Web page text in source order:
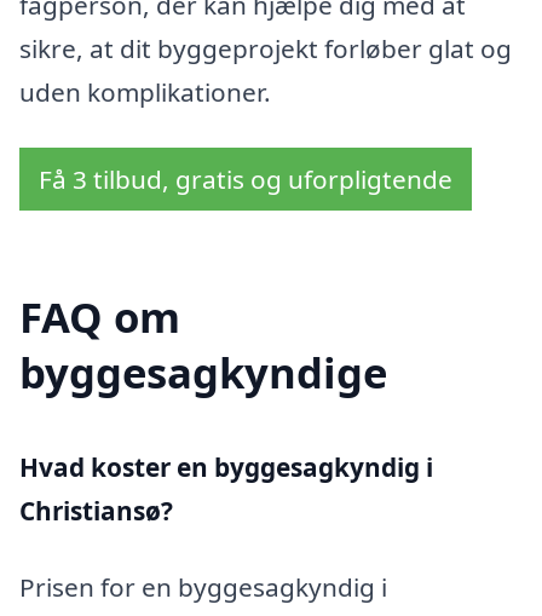
sikre, at dit byggeprojekt forløber glat og
uden komplikationer.
Få 3 tilbud, gratis og uforpligtende
FAQ om
byggesagkyndige
Hvad koster en byggesagkyndig i
Christiansø?
Prisen for en byggesagkyndig i